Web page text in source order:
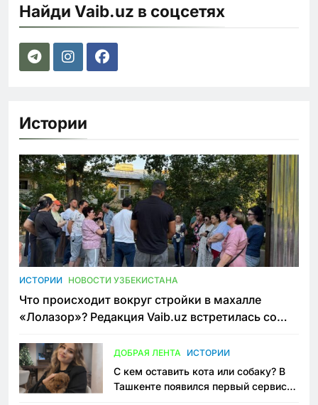
Найди Vaib.uz в соцсетях
Истории
ИСТОРИИ НОВОСТИ УЗБЕКИСТАНА
Что происходит вокруг стройки в махалле
«Лолазор»? Редакция Vaib.uz встретилась со
ДОБРАЯ ЛЕНТА ИСТОРИИ
С кем оставить кота или собаку? В
Ташкенте появился первый сервис